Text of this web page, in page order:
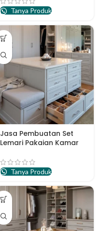
Tanya Produk
Jasa Pembuatan Set
Lemari Pakaian Kamar
Tanya Produk